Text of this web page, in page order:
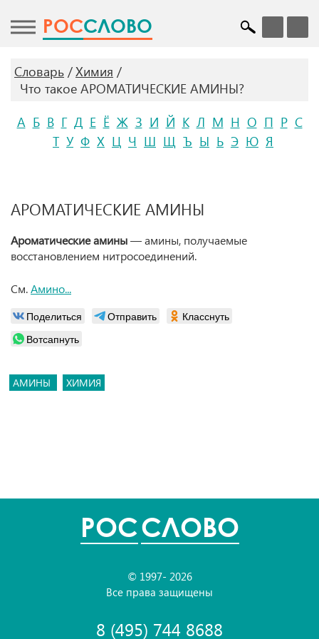
POCСЛОВО
Словарь
Химия
Что такое АРОМАТИЧЕСКИЕ АМИНЫ?
А Б В Г Д Е Ё Ж З И Й К Л М Н О П Р С
Т У Ф Х Ц Ч Ш Щ Ъ Ы Ь Э Ю Я
АРОМАТИЧЕСКИЕ АМИНЫ
Ароматические амины— амины, получаемые
восстановлением нитросоединений.
См.Амино...
Поделиться Отправить
Класснуть
Вотсапнуть
АМИНЫ ХИМИЯ
POCСЛОВО
© 1997- 2026
Все права защищены
8 (495) 744 8688